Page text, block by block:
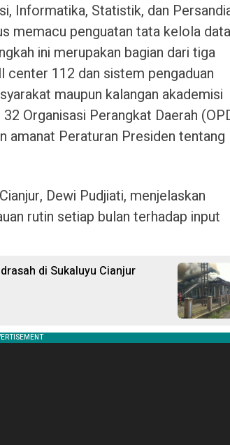
Informatika, Statistik, dan
memacu penguatan tata kelola data
ini merupakan bagian dari tiga
center 112 dan sistem pengaduan
maupun kalangan akademisi
Organisasi Perangkat Daerah
amanat Peraturan Presiden tentang
Dewi Pudjiati, menjelaskan
rutin setiap bulan terhadap input
di Sukaluyu Cianjur